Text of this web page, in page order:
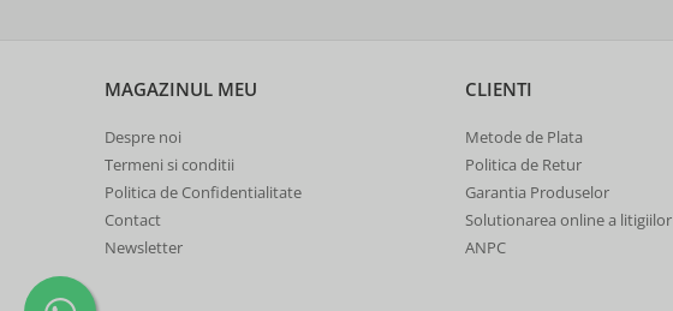
MAGAZINUL MEU
Despre noi
Termeni si conditii
Politica de Confidentialitate
Contact
Newsletter
CLIENTI
Metode de Plata
Politica de Retur
Garantia Produselor
Solutionarea online a litigiilor
ANPC